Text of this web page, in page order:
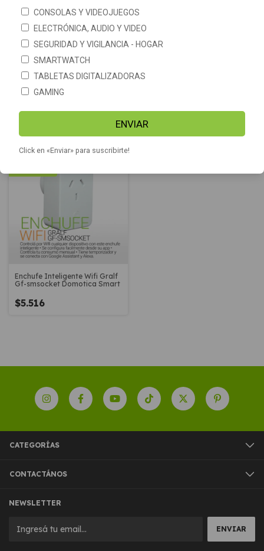
Pack x2 Focos Wifi Inteligente
App Lampara Lamparita Wifi
App Lampara foco Wifi
$7.991
Enchufe Inteligente Wifi Gralf
Gf-smsocket Domotica Smart
$5.516
CATEGORÍAS
CONTACTÁNOS
NEWSLETTER
CONSOLAS Y VIDEOJUEGOS
ELECTRÓNICA, AUDIO Y VIDEO
SEGURIDAD Y VIGILANCIA - HOGAR
SMARTWATCH
TABLETAS DIGITALIZADORAS
GAMING
ENVIAR
Click en «Enviar» para suscribirte!